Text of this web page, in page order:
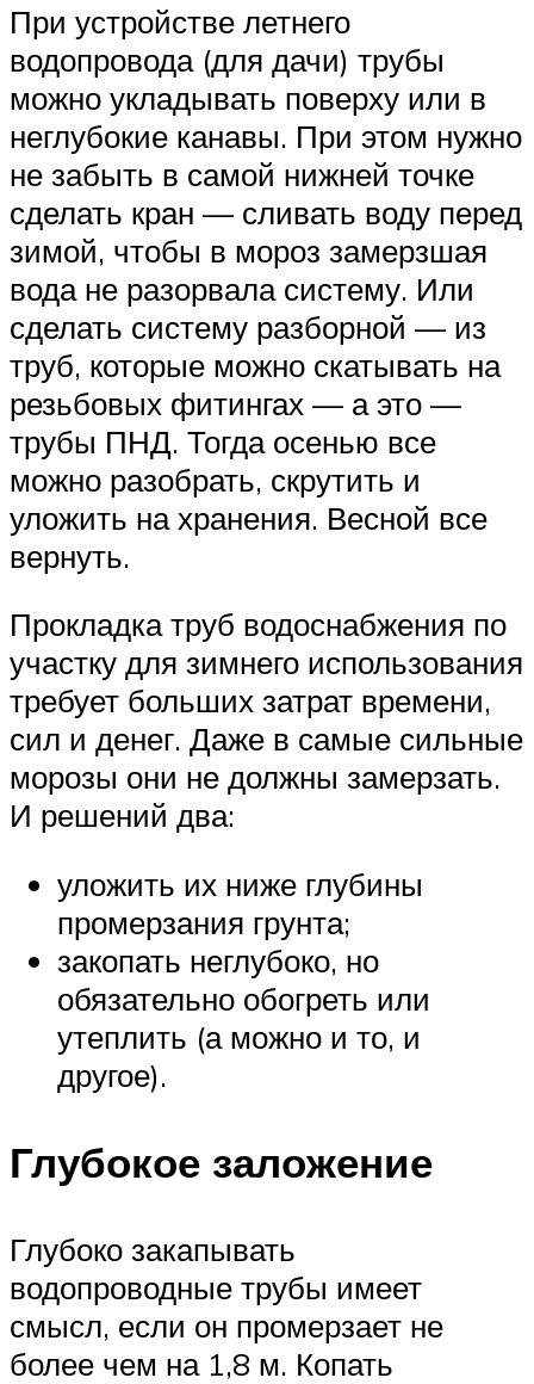
При устройстве летнего
водопровода (для дачи) трубы
можно укладывать поверху или в
неглубокие канавы. При этом нужно
не забыть в самой нижней точке
сделать кран — сливать воду перед
зимой, чтобы в мороз замерзшая
вода не разорвала систему. Или
сделать систему разборной — из
труб, которые можно скатывать на
резьбовых фитингах — а это —
трубы ПНД. Тогда осенью все
можно разобрать, скрутить и
уложить на хранения. Весной все
вернуть.
Прокладка труб водоснабжения по
участку для зимнего использования
требует больших затрат времени,
сил и денег. Даже в самые сильные
морозы они не должны замерзать.
И решений два:
уложить их ниже глубины
промерзания грунта;
закопать неглубоко, но
обязательно обогреть или
утеплить (а можно и то, и
другое).
Глубокое заложение
Глубоко закапывать
водопроводные трубы имеет
смысл, если он промерзает не
более чем на 1,8 м. Копать